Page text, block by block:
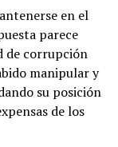
en el
parece
de corrupción
manipular y
su posición
de los